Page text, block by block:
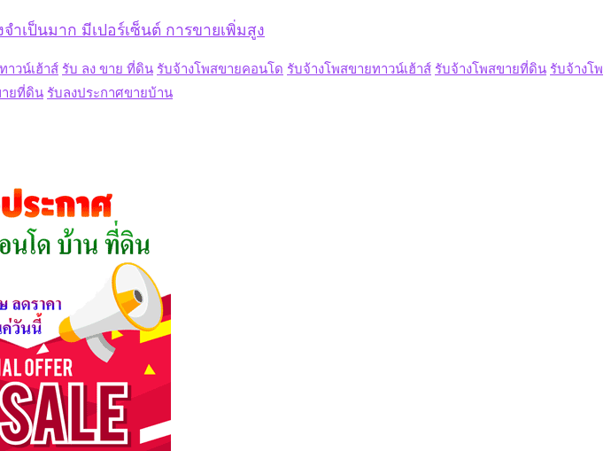
เป็นมาก มีเปอร์เซ็นต์ การขายเพิ่มสูง
าวน์เฮ้าส์ รับ ลง ขาย ที่ดิน รับจ้างโพสขายคอนโด รับจ้างโพสขายทาวน์เฮ้าส์ รับจ้างโพสขายที่ดิน รับจ้างโพ
ายที่ดิน รับลงประกาศขายบ้าน